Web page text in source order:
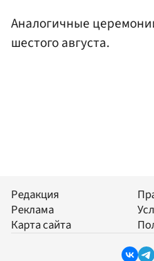
Аналогичные
шестого августа.
Редакция
Реклама
Карта сайта